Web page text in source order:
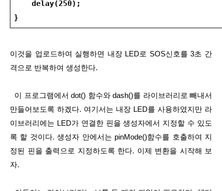
delay(250);
}
이것을 업로드하여 실행하면 내장 LED로 SOS신호를 3초 간
격으로 반복하여 생성한다.
만들어보도록 하겠다. 여기서는 내장 LED를 사용하였지만 라
이브러리에는 LED가 연결한 핀을 생성자에서 지정할 수 있도
록 할 것이다. 생성자 안에서는 pinMode()함수를 호출하여 지
정된 핀을 출력으로 지정하도록 한다. 이제 변환을 시작해 보
자.